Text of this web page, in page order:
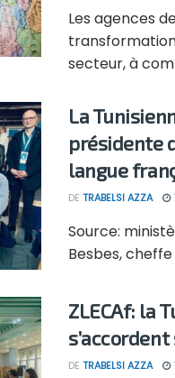
Les agences
secteur, à
La
présidente
langue
DE TRABELSI AZZA
Source:
Besbes,
ZLECAf: la
DE TRABELSI AZZA